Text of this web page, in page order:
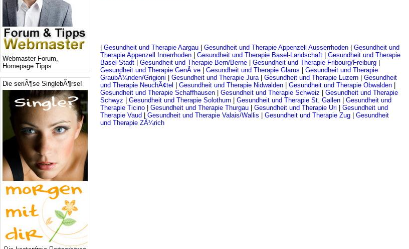
Webmaster Forum,
Homepage Tipps
Die seriÃ¶se SinglebÃ¶rse!
Gesundheit und Therapie Aargau Gesundheit und Therapie Appenzell Ausserrhoden
Gesundheit und
Therapie Appenzell Innerrhoden
Gesundheit und Therapie Basel-Landschaft
Gesundheit und Therapie
Basel-Stadt
Gesundheit und Therapie Bern/Berne Gesundheit und Therapie Fribourg/Freiburg
Gesundheit und Therapie GenÃ¨ve
Gesundheit und Therapie Glarus
Gesundheit und Therapie
GraubÃ¼nden/Grigioni
Gesundheit und Therapie Jura| Gesundheit und Therapie Luzern
Gesundheit
und Therapie NeuchÃ¢tel
Gesundheit und Therapie Nidwalden Gesundheit und Therapie Obwalden
Gesundheit und Therapie Schaffhausen
Gesundheit und Therapie Schweiz
Gesundheit und Therapie
Schwyz
Gesundheit und Therapie Solothurn Gesundheit und Therapie St. Gallen
Gesundheit und
Therapie Ticino
Gesundheit und Therapie Thurgau Gesundheit und Therapie Uri
Gesundheit und
Therapie Vaud
Gesundheit und Therapie Valais/Wallis Gesundheit und Therapie Zug
Gesundheit
und Therapie ZÃ¼rich